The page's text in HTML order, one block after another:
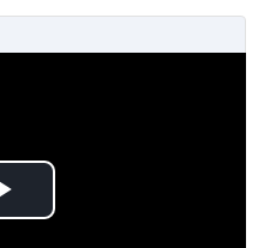
Play Video